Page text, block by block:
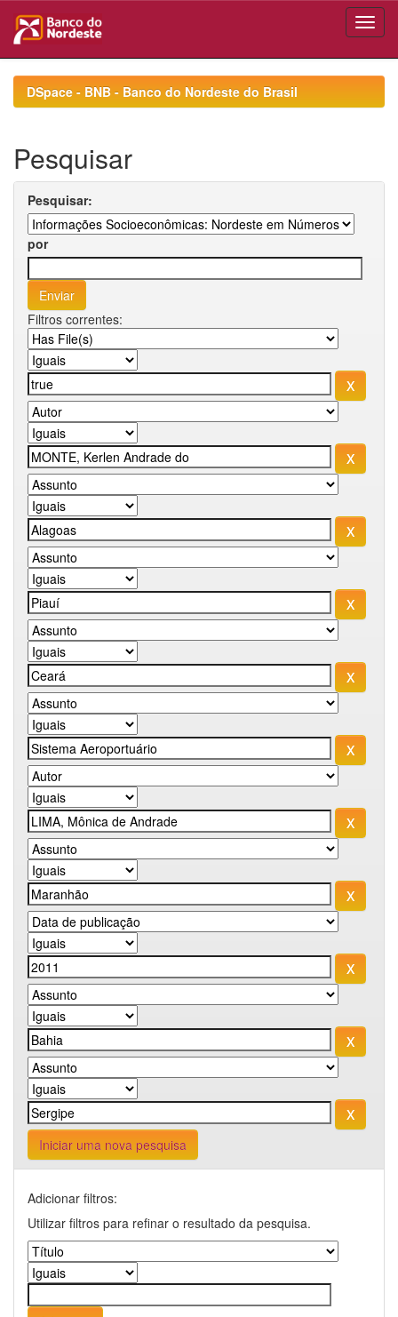
navigationDSpace - BNB - Banco do Nordeste do Brasil
Pesquisar
Pesquisar:
por
Filtros correntes:
Iniciar uma nova pesquisa
Adicionar filtros:
Utilizar filtros para refinar o resultado da pesquisa.